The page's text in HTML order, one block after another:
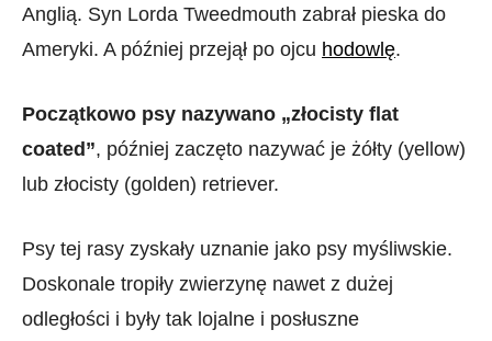
Anglią. Syn Lorda Tweedmouth zabrał pieska do
Ameryki. A później przejął po ojcu hodowlę.
Początkowo psy nazywano „złocisty flat
coated”, później zaczęto nazywać je żółty (yellow)
lub złocisty (golden) retriever.
Psy tej rasy zyskały uznanie jako psy myśliwskie.
Doskonale tropiły zwierzynę nawet z dużej
odległości i były tak lojalne i posłuszne